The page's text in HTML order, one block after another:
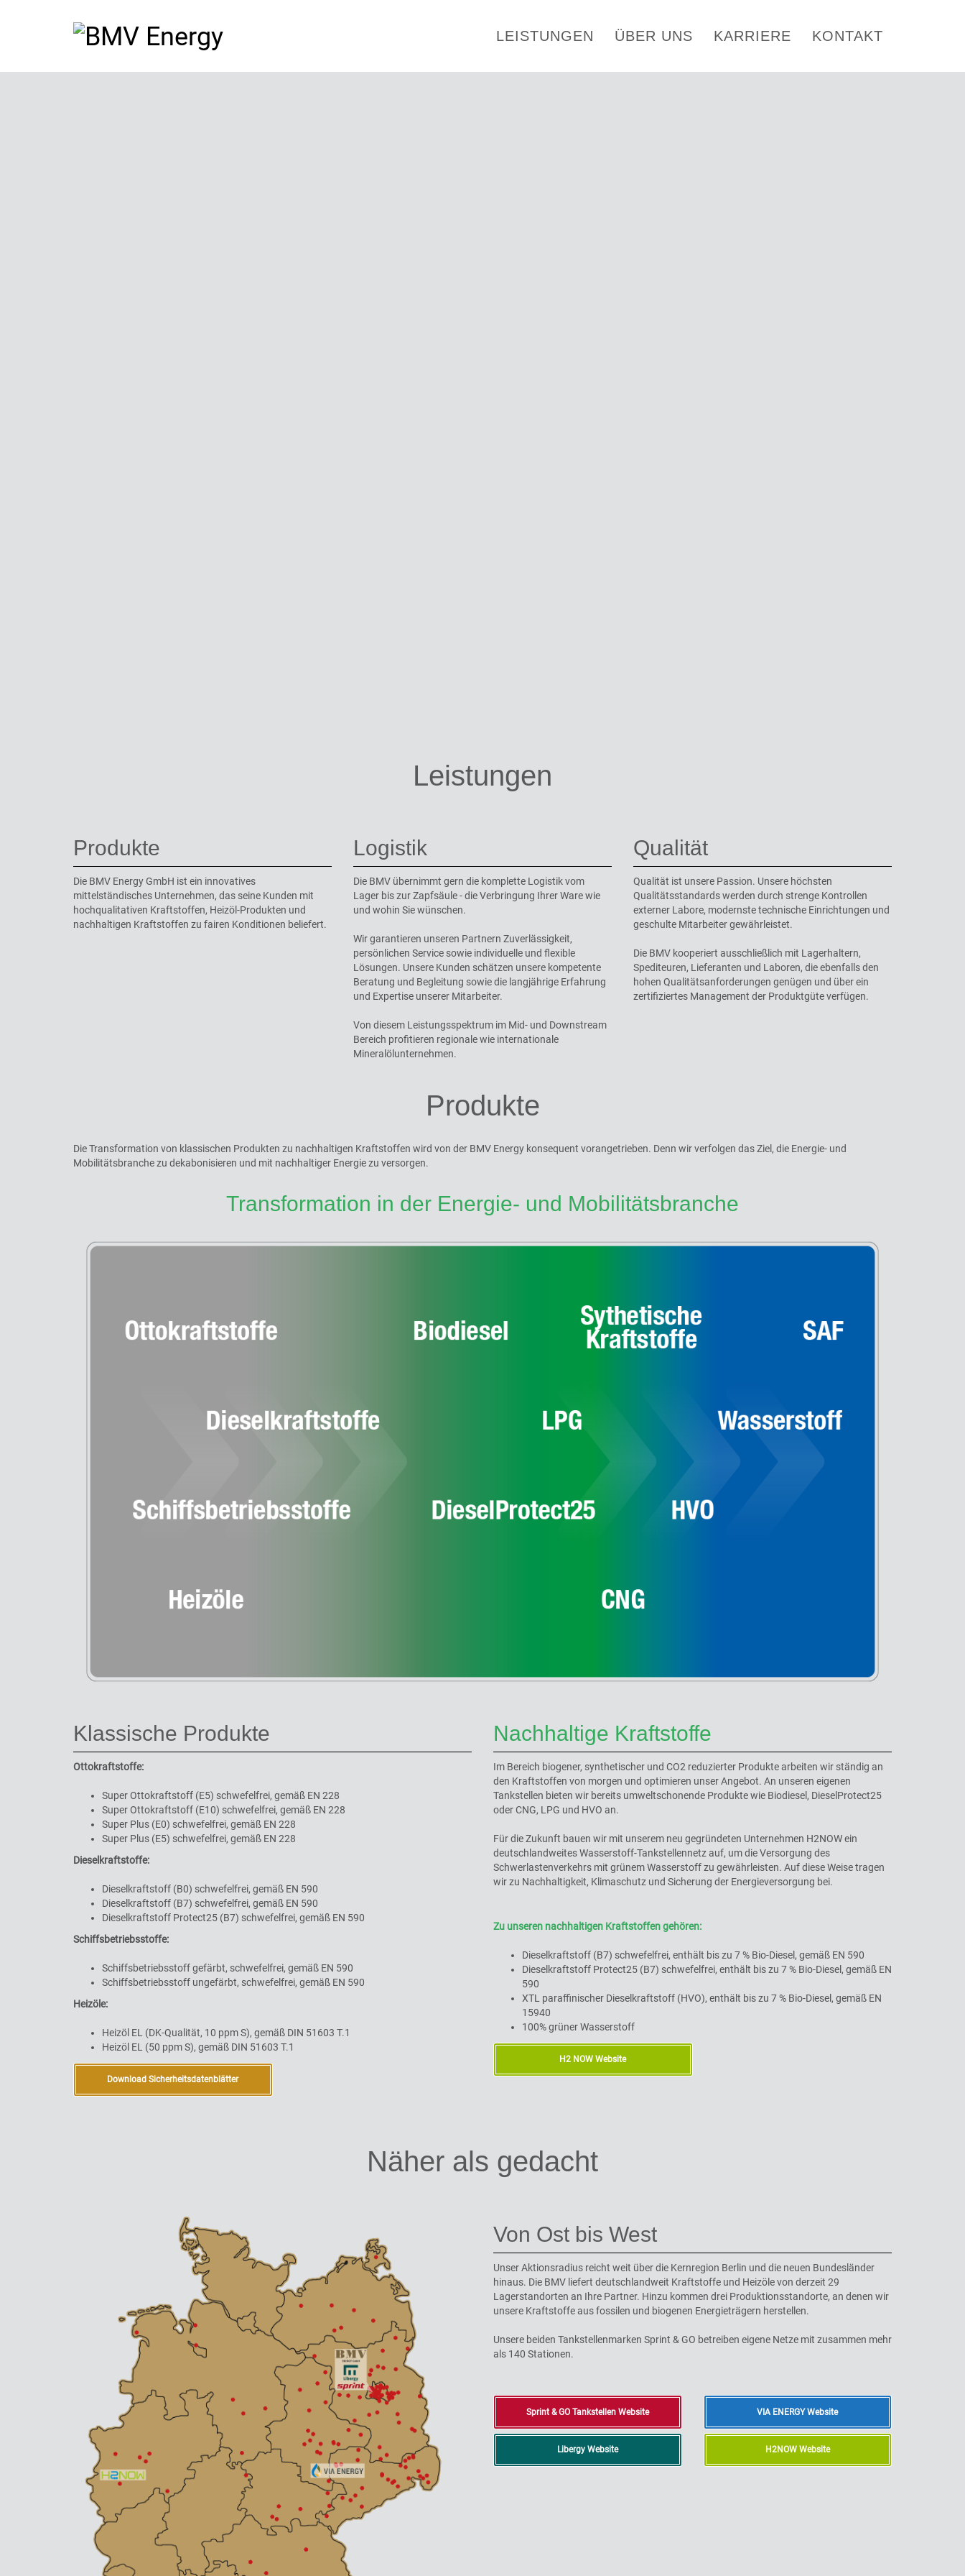
LEISTUNGEN ÜBER UNS KARRIERE KONTAKT
Leistungen
Produkte
Die BMV Energy GmbH ist ein innovatives
mittelständisches Unternehmen, das seine Kunden mit
hochqualitativen Kraftstoffen, Heizöl-Produkten und
nachhaltigen Kraftstoffen zu fairen Konditionen beliefert.
Logistik
Die BMV übernimmt gern die komplette Logistik vom
Lager bis zur Zapfsäule - die Verbringung Ihrer Ware wie
und wohin Sie wünschen.
Wir garantieren unseren Partnern Zuverlässigkeit,
persönlichen Service sowie individuelle und flexible
Lösungen. Unsere Kunden schätzen unsere kompetente
Beratung und Begleitung sowie die langjährige Erfahrung
und Expertise unserer Mitarbeiter.
Von diesem Leistungsspektrum im Mid- und Downstream
Bereich profitieren regionale wie internationale
Mineralölunternehmen.
Qualität
Qualität ist unsere Passion. Unsere höchsten
Qualitätsstandards werden durch strenge Kontrollen
externer Labore, modernste technische Einrichtungen und
geschulte Mitarbeiter gewährleistet.
Die BMV kooperiert ausschließlich mit Lagerhaltern,
Spediteuren, Lieferanten und Laboren, die ebenfalls den
hohen Qualitätsanforderungen genügen und über ein
zertifiziertes Management der Produktgüte verfügen.
Produkte
Die Transformation von klassischen Produkten zu nachhaltigen Kraftstoffen wird von der BMV Energy konsequent vorangetrieben. Denn wir verfolgen das Ziel, die Energie- und
Mobilitätsbranche zu dekabonisieren und mit nachhaltiger Energie zu versorgen.
Transformation in der Energie- und Mobilitätsbranche
Klassische Produkte
Ottokraftstoffe:
Super Ottokraftstoff (E5) schwefelfrei, gemäß EN 228
Super Ottokraftstoff (E10) schwefelfrei, gemäß EN 228
Super Plus (E0) schwefelfrei, gemäß EN 228
Super Plus (E5) schwefelfrei, gemäß EN 228
Dieselkraftstoffe:
Dieselkraftstoff (B0) schwefelfrei, gemäß EN 590
Dieselkraftstoff (B7) schwefelfrei, gemäß EN 590
Dieselkraftstoff Protect25 (B7) schwefelfrei, gemäß EN 590
Schiffsbetriebsstoffe:
Schiffsbetriebsstoff gefärbt, schwefelfrei, gemäß EN 590
Schiffsbetriebsstoff ungefärbt, schwefelfrei, gemäß EN 590
Heizöle:
Heizöl EL (DK-Qualität, 10 ppm S), gemäß DIN 51603 T.1
Heizöl EL (50 ppm S), gemäß DIN 51603 T.1
Download Sicherheitsdatenblätter
Nachhaltige Kraftstoffe
Im Bereich biogener, synthetischer und CO2 reduzierter Produkte arbeiten wir ständig an
den Kraftstoffen von morgen und optimieren unser Angebot. An unseren eigenen
Tankstellen bieten wir bereits umweltschonende Produkte wie Biodiesel, DieselProtect25
oder CNG, LPG und HVO an.
Für die Zukunft bauen wir mit unserem neu gegründeten Unternehmen H2NOW ein
deutschlandweites Wasserstoff-Tankstellennetz auf, um die Versorgung des
Schwerlastenverkehrs mit grünem Wasserstoff zu gewährleisten. Auf diese Weise tragen
wir zu Nachhaltigkeit, Klimaschutz und Sicherung der Energieversorgung bei.
Zu unseren nachhaltigen Kraftstoffen gehören:
Dieselkraftstoff (B7) schwefelfrei, enthält bis zu 7 % Bio-Diesel, gemäß EN 590
Dieselkraftstoff Protect25 (B7) schwefelfrei, enthält bis zu 7 % Bio-Diesel, gemäß EN
590
XTL paraffinischer Dieselkraftstoff (HVO), enthält bis zu 7 % Bio-Diesel, gemäß EN
15940
100% grüner Wasserstoff
H2 NOW Website
Näher als gedacht
Von Ost bis West
Unser Aktionsradius reicht weit über die Kernregion Berlin und die neuen Bundesländer
hinaus. Die BMV liefert deutschlandweit Kraftstoffe und Heizöle von derzeit 29
Lagerstandorten an Ihre Partner. Hinzu kommen drei Produktionsstandorte, an denen wir
unsere Kraftstoffe aus fossilen und biogenen Energieträgern herstellen.
Unsere beiden Tankstellenmarken Sprint & GO betreiben eigene Netze mit zusammen mehr
als 140 Stationen.
Sprint & GO Tankstellen Website
Libergy Website
VIA ENERGY Website
H2NOW Website